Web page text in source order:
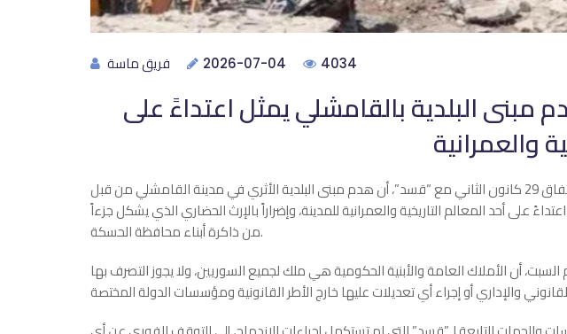
فريق ماسة 2026-07-04 4034
مبنى البلدية بالقامشلي يمثل اعتداءً على
والعمرانية
أكد الفريق الرئاسي المكلف بتنفيذ اتفاق 29 كانون الثاني مع “قسد”، أن هدم مبنى البلدية الأثري في مدينة القامشلي من قبل
على أحد المعالم التاريخية والعمرانية للمدينة، وإضراراً بالإرث الحضاري الذي يشكل جزءاً
من ذاكرة أبناء محافظة الحسكة.
أن الأملاك العامة والأبنية الحكومية هي ملك لجميع السوريين، ولا يجوز التصرف بها